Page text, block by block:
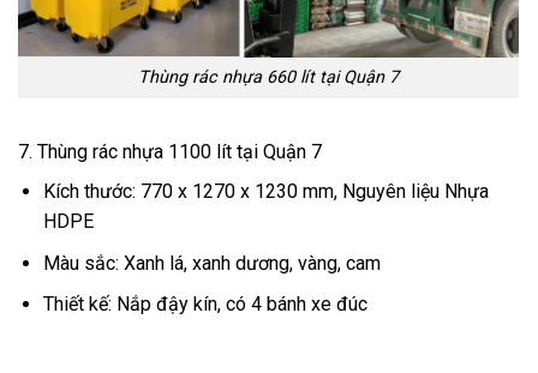
Thùng rác nhựa 660 lít tại Quận 7
7. Thùng rác nhựa 1100 lít tại Quận 7
Kích thước: 770 x 1270 x 1230 mm, Nguyên liệu Nhựa
HDPE
Màu sắc: Xanh lá, xanh dương, vàng, cam
Thiết kế: Nắp đậy kín, có 4 bánh xe đúc